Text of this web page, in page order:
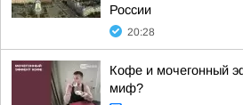
России
20:28
Кофе и мочегонный
миф?